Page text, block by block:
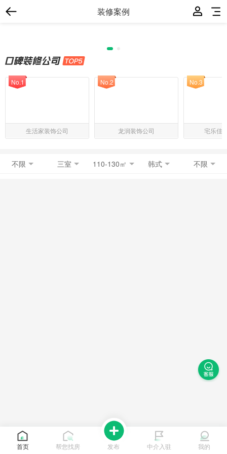
装修案例
生活家装饰公司
No.1
龙润装饰公司
No.2
宅乐佳
No.3
不限 三室 110-130㎡ 韩式 不限
首页 帮您找房 发布 中介入驻 我的